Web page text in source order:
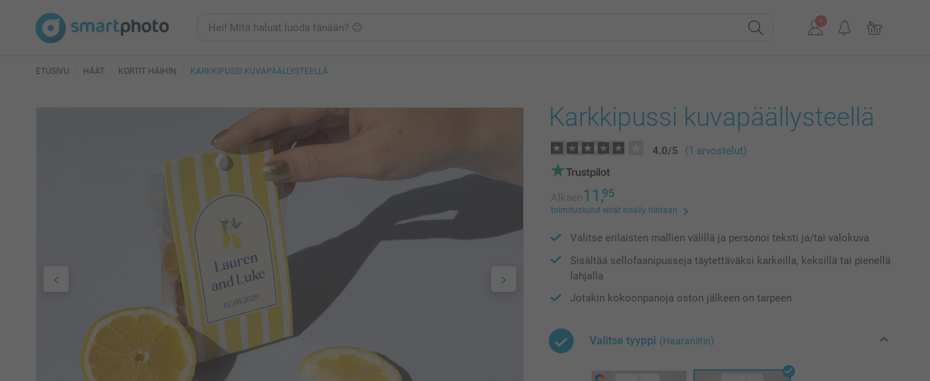
ETUSIVU HÄÄT KORTIT HÄIHIN KARKKIPUSSI KUVAPÄÄLLYSTEELLÄ
Karkkipussi kuvapäällysteellä
4.0/5 (1 arvostelut)
Alkaen11,95
toimituskulut eivät sisälly hintaan
Valitse erilaisten mallien välillä ja personoi teksti ja/tai valokuva
Sisältää sellofaanipusseja täytettäväksi karkeilla, keksillä tai pienellä
lahjalla
Jotakin kokoonpanoja oston jälkeen on tarpeen
Valitse tyyppi (Haaraniitin)